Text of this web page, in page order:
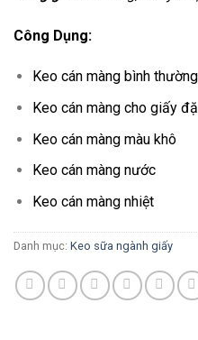
Công Dụng:
Keo cán màng bình thường
Keo cán màng cho giấy
Keo cán màng màu khô
Keo cán màng nước
Keo cán màng nhiệt
Danh mục: Keo sữa ngành giấy